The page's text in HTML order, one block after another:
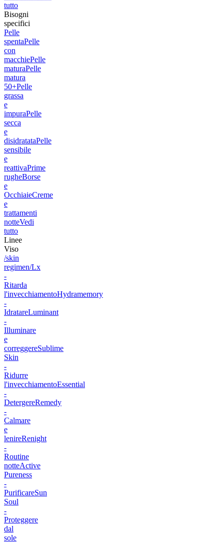
tutto
Bisogni
specifici
Pelle
spentaPelle
con
macchiePelle
maturaPelle
matura
50+Pelle
grassa
e
impuraPelle
secca
e
disidratataPelle
sensibile
e
reattivaPrime
rugheBorse
e
OcchiaieCreme
e
trattamenti
notteVedi
tutto
Linee
Viso
/skin
regimen/Lx
-
Ritarda
l'invecchiamentoHydramemory
-
IdratareLuminant
-
Illuminare
e
correggereSublime
Skin
-
Ridurre
l'invecchiamentoEssential
-
DetergereRemedy
-
Calmare
e
lenireRenight
-
Routine
notteActive
Pureness
-
PurificareSun
Soul
-
Proteggere
dal
sole